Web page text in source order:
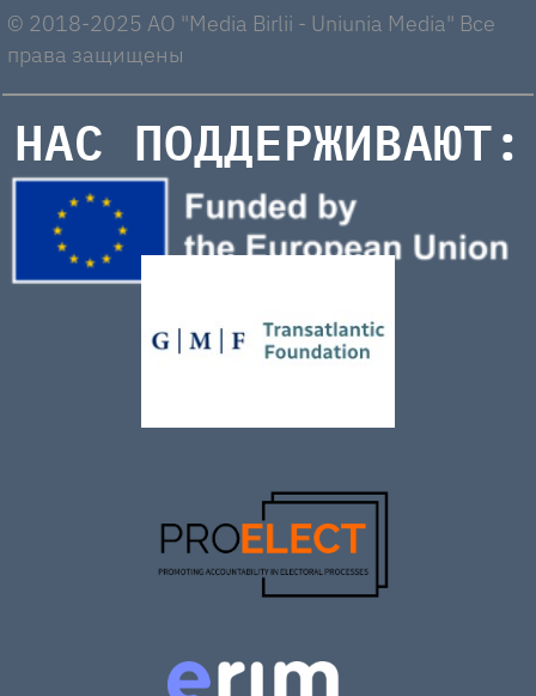
© 2018-2025 AO "Media Birlii - Uniunia Media" Все
права защищены
НАС ПОДДЕРЖИВАЮТ: